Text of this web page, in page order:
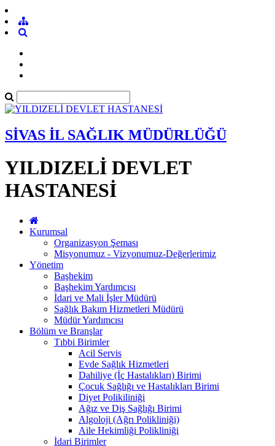
SİVAS İL SAĞLIK MÜDÜRLÜĞÜ
YILDIZELİ DEVLET
HASTANESİ
Kurumsal
Organizasyon Şeması
Misyonumuz - Vizyonumuz-Değerlerimiz
Yönetim
Başhekim
Başhekim Yardımcısı
İdari ve Mali İşler Müdürü
Sağlık Bakım Hizmetleri Müdürü
Müdür Yardımcısı
Bölüm ve Branşlar
Tıbbi Birimler
Acil Servis
Evde Sağlık Hizmetleri
Dahiliye (İç Hastalıkları) Birimi
Çocuk Sağlığı ve Hastalıkları Birimi
Diyet Polikiliniği
Ağız ve Diş Sağlığı Birimi
Algoloji (Ağrı Polikliniği)
Aile Hekimliği Polikliniği
İdari Birimler